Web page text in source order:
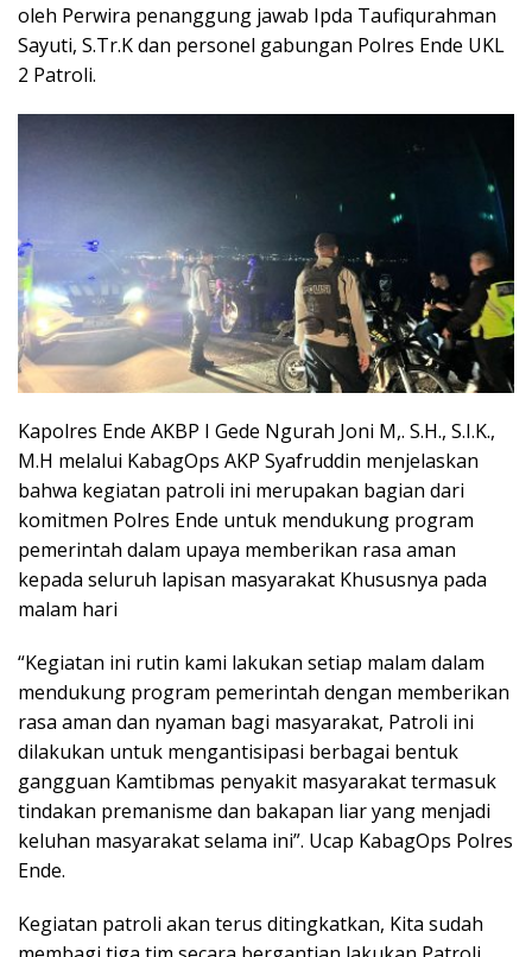
oleh Perwira penanggung jawab Ipda Taufiqurahman
Sayuti, S.Tr.K dan personel gabungan Polres Ende UKL
2 Patroli.
Kapolres Ende AKBP I Gede Ngurah Joni M,. S.H., S.I.K.,
M.H melalui KabagOps AKP Syafruddin menjelaskan
bahwa kegiatan patroli ini merupakan bagian dari
komitmen Polres Ende untuk mendukung program
pemerintah dalam upaya memberikan rasa aman
kepada seluruh lapisan masyarakat Khususnya pada
malam hari
“Kegiatan ini rutin kami lakukan setiap malam dalam
mendukung program pemerintah dengan memberikan
rasa aman dan nyaman bagi masyarakat, Patroli ini
dilakukan untuk mengantisipasi berbagai bentuk
gangguan Kamtibmas penyakit masyarakat termasuk
tindakan premanisme dan bakapan liar yang menjadi
keluhan masyarakat selama ini”. Ucap KabagOps Polres
Ende.
Kegiatan patroli akan terus ditingkatkan, Kita sudah